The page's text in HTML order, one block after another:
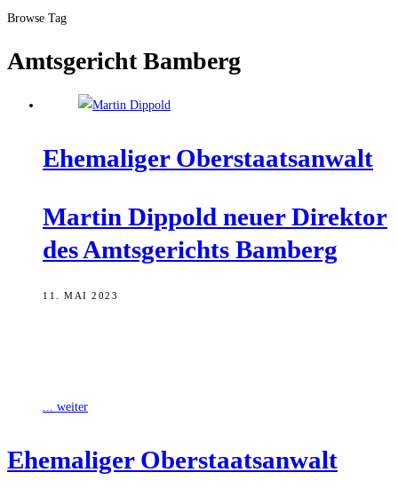
Browse Tag
Amtsgericht Bamberg
Ehe­ma­li­ger Oberstaatsanwalt
Mar­tin Dip­pold neu­er Direk­tor
des Amts­ge­richts Bamberg
11. MAI 2023
... weiter
Ehe­ma­li­ger Oberstaatsanwalt